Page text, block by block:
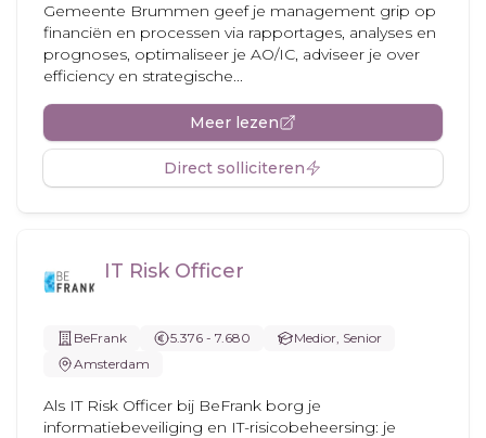
Gemeente Brummen geef je management grip op
financiën en processen via rapportages, analyses en
prognoses, optimaliseer je AO/IC, adviseer je over
efficiency en strategische...
Meer lezen
Direct solliciteren
IT Risk Officer
BeFrank 5.376 - 7.680
Medior, Senior
Amsterdam
Als IT Risk Officer bij BeFrank borg je
informatiebeveiliging en IT-risicobeheersing: je